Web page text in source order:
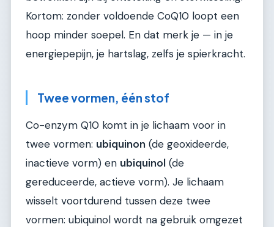
Kortom: zonder voldoende CoQ10 loopt een
hoop minder soepel. En dat merk je — in je
energiepepijn, je hartslag, zelfs je spierkracht.
Twee vormen, één stof
Co-enzym Q10 komt in je lichaam voor in
twee vormen: ubiquinon (de geoxideerde,
inactieve vorm) en ubiquinol (de
gereduceerde, actieve vorm). Je lichaam
wisselt voortdurend tussen deze twee
vormen: ubiquinol wordt na gebruik omgezet